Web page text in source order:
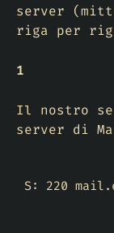
server
riga per
1
Il nostro
server di
S: 220